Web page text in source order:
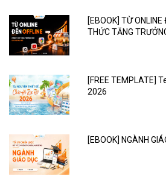
[EBOOK] TỪ ONLINE
THỨC TĂNG
[FREE TEMPLATE]
2026
[EBOOK] NGÀNH